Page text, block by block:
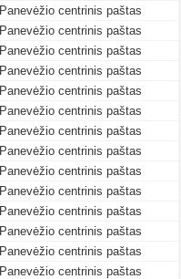
Panevėžio centrinis paštas
Panevėžio centrinis paštas
Panevėžio centrinis paštas
Panevėžio centrinis paštas
Panevėžio centrinis paštas
Panevėžio centrinis paštas
Panevėžio centrinis paštas
Panevėžio centrinis paštas
Panevėžio centrinis paštas
Panevėžio centrinis paštas
Panevėžio centrinis paštas
Panevėžio centrinis paštas
Panevėžio centrinis paštas
Panevėžio centrinis paštas